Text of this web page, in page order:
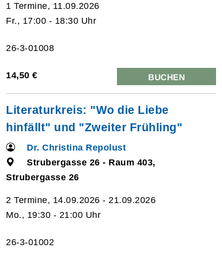
1 Termine, 11.09.2026
Fr., 17:00 - 18:30 Uhr
26-3-01008
14,50 € BUCHEN
Literaturkreis: "Wo die Liebe
hinfällt" und "Zweiter Frühling"
Dr. Christina Repolust
Strubergasse 26 - Raum 403,
Strubergasse 26
2 Termine, 14.09.2026 - 21.09.2026
Mo., 19:30 - 21:00 Uhr
26-3-01002